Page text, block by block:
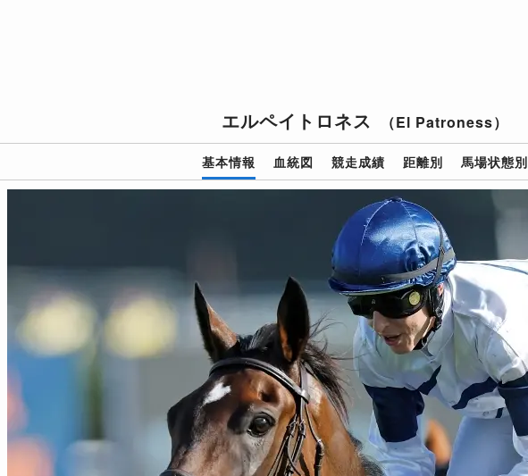
エルペイトロネス （El Patroness）
基本情報 血統図 競走成績 距離別 馬場状態別